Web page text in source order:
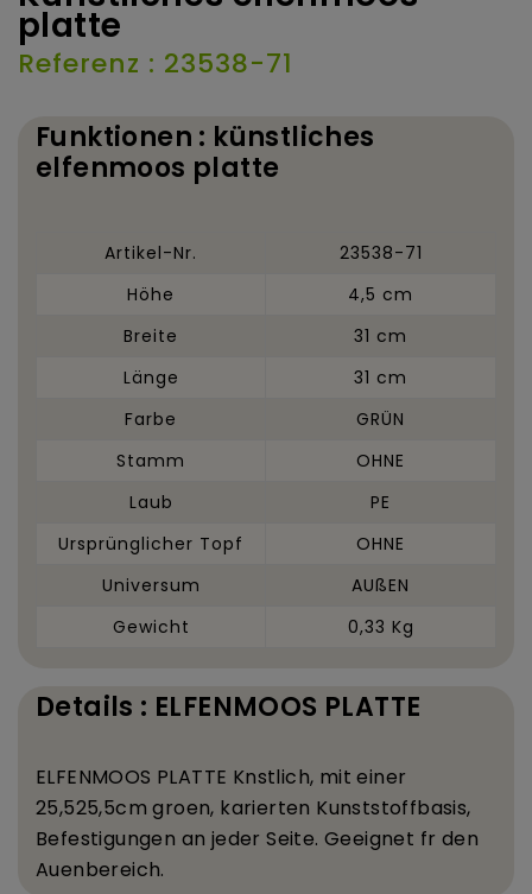
platte
Referenz : 23538-71
Funktionen : künstliches
elfenmoos platte
Artikel-Nr.
23538-71
Höhe
4,5 cm
Breite
31 cm
Länge
31 cm
Farbe
GRÜN
Stamm
OHNE
Laub
PE
Ursprünglicher Topf
OHNE
Universum
AUßEN
Gewicht
0,33 Kg
Details : ELFENMOOS PLATTE
ELFENMOOS PLATTE Knstlich, mit einer
25,525,5cm groen, karierten Kunststoffbasis,
Befestigungen an jeder Seite. Geeignet fr den
Auenbereich.